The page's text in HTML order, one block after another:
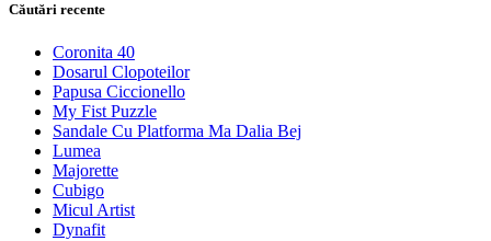
Căutări recente
Coronita 40
Dosarul Clopoteilor
Papusa Ciccionello
My Fist Puzzle
Sandale Cu Platforma Ma Dalia Bej
Lumea
Majorette
Cubigo
Micul Artist
Dynafit